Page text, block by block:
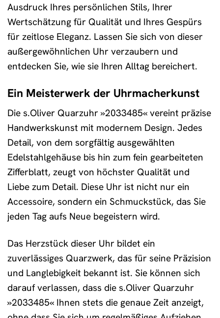
Ausdruck Ihres persönlichen Stils, Ihrer
Wertschätzung für Qualität und Ihres Gespürs
für zeitlose Eleganz. Lassen Sie sich von dieser
außergewöhnlichen Uhr verzaubern und
entdecken Sie, wie sie Ihren Alltag bereichert.
Ein Meisterwerk der Uhrmacherkunst
Die s.Oliver Quarzuhr »2033485« vereint präzise
Handwerkskunst mit modernem Design. Jedes
Detail, von dem sorgfältig ausgewählten
Edelstahlgehäuse bis hin zum fein gearbeiteten
Zifferblatt, zeugt von höchster Qualität und
Liebe zum Detail. Diese Uhr ist nicht nur ein
Accessoire, sondern ein Schmuckstück, das Sie
jeden Tag aufs Neue begeistern wird.
Das Herzstück dieser Uhr bildet ein
zuverlässiges Quarzwerk, das für seine Präzision
und Langlebigkeit bekannt ist. Sie können sich
darauf verlassen, dass die s.Oliver Quarzuhr
»2033485« Ihnen stets die genaue Zeit anzeigt,